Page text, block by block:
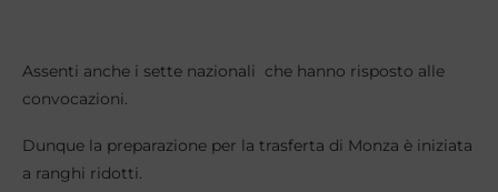
Assenti anche i sette nazionali che hanno risposto alle
convocazioni.
Dunque la preparazione per la trasferta di Monza è iniziata
a ranghi ridotti.